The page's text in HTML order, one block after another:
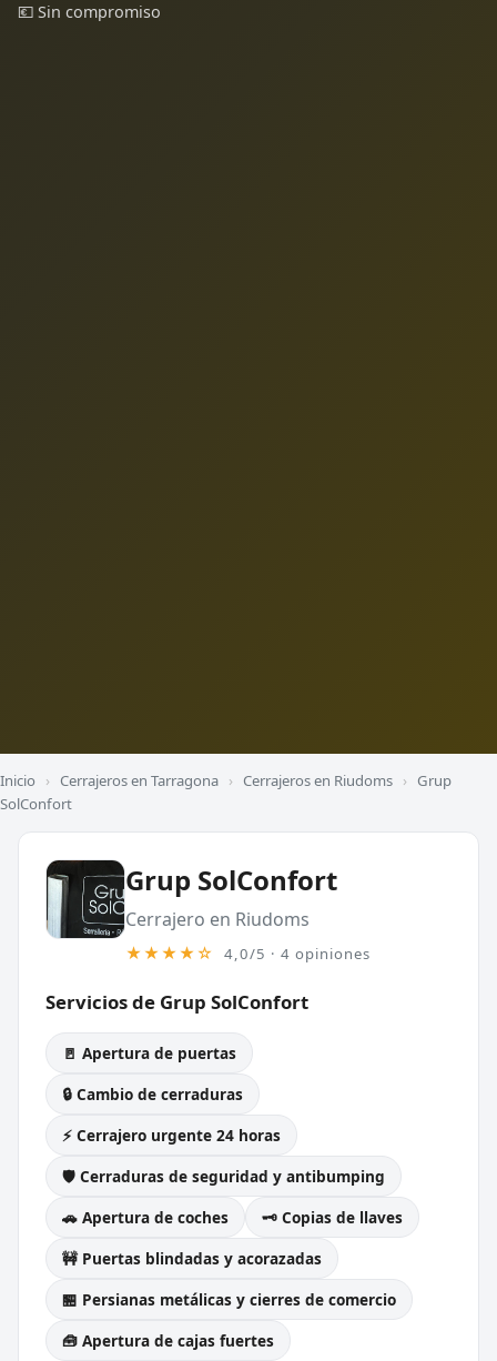
💶 Sin compromiso
Inicio › Cerrajeros en Tarragona › Cerrajeros en Riudoms › Grup
SolConfort
Grup SolConfort
Cerrajero en Riudoms
★★★★☆ 4,0/5 · 4 opiniones
Servicios de Grup SolConfort
🚪 Apertura de puertas
🔒 Cambio de cerraduras
⚡ Cerrajero urgente 24 horas
🛡️ Cerraduras de seguridad y antibumping
🚗 Apertura de coches
🗝️ Copias de llaves
🚧 Puertas blindadas y acorazadas
🏪 Persianas metálicas y cierres de comercio
🧰 Apertura de cajas fuertes